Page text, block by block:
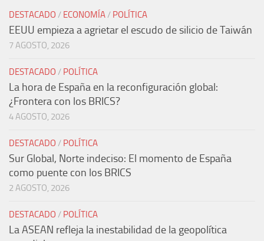
DESTACADO / ECONOMÍA/ POLÍTICA
EEUU empieza a agrietar el escudo de silicio de Taiwán
7 AGOSTO, 2026
DESTACADO / POLÍTICA
La hora de España en la reconfiguración global:
¿Frontera con los BRICS?
4 AGOSTO, 2026
DESTACADO / POLÍTICA
Sur Global, Norte indeciso: El momento de España
como puente con los BRICS
2 AGOSTO, 2026
DESTACADO / POLÍTICA
La ASEAN refleja la inestabilidad de la geopolítica